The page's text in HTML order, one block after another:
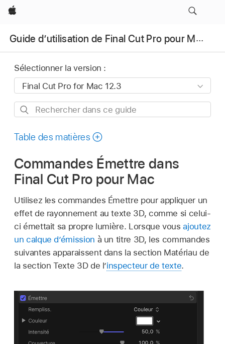
Apple
Guide d’utilisation de Final Cut Pro pour Mac
Sélectionner la version :
Rechercher
ce
Table des matières
Commandes Émettre dans
Final Cut Pro pour Mac
Utilisez les commandes Émettre pour appliquer un
effet de rayonnement au texte 3D, comme si celui-
ci émettait sa propre lumière. Lorsque vousajoutez
un calque d’émission à un titre 3D, les commandes
suivantes apparaissent dans la section Matériau de
la section Texte 3D de l’inspecteur de texte.